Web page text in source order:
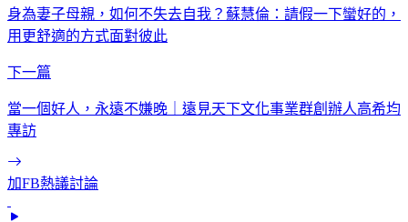
身為妻子母親，如何不失去自我？蘇慧倫：請假一下蠻好的，
用更舒適的方式面對彼此
下一篇
當一個好人，永遠不嫌晚｜遠見天下文化事業群創辦人高希均
專訪
加FB熱議討論